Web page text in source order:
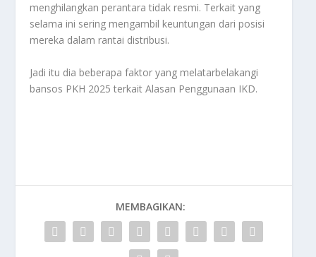
menghilangkan perantara tidak resmi. Terkait yang
selama ini sering mengambil keuntungan dari posisi
mereka dalam rantai distribusi.
Jadi itu dia beberapa faktor yang melatarbelakangi
bansos PKH 2025 terkaitAlasan Penggunaan IKD.
MEMBAGIKAN: